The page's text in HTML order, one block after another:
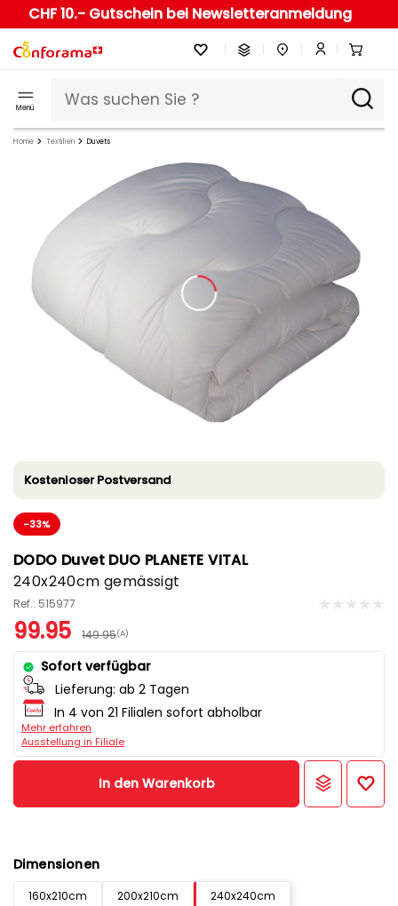
CHF 10.- Gutschein bei Newsletteranmeldung
Menü
Home Textilien Duvets
Kostenloser Postversand
-33%
DODO Duvet DUO PLANETE VITAL
240x240cm gemässigt
Ref.: 515977
99.95 149.95(A)
Sofort verfügbar
Lieferung: ab 2 Tagen
In 4 von 21 Filialen sofort abholbar
Mehr erfahren
Ausstellung in Filiale
In den Warenkorb
Dimensionen
160x210cm 200x210cm 240x240cm